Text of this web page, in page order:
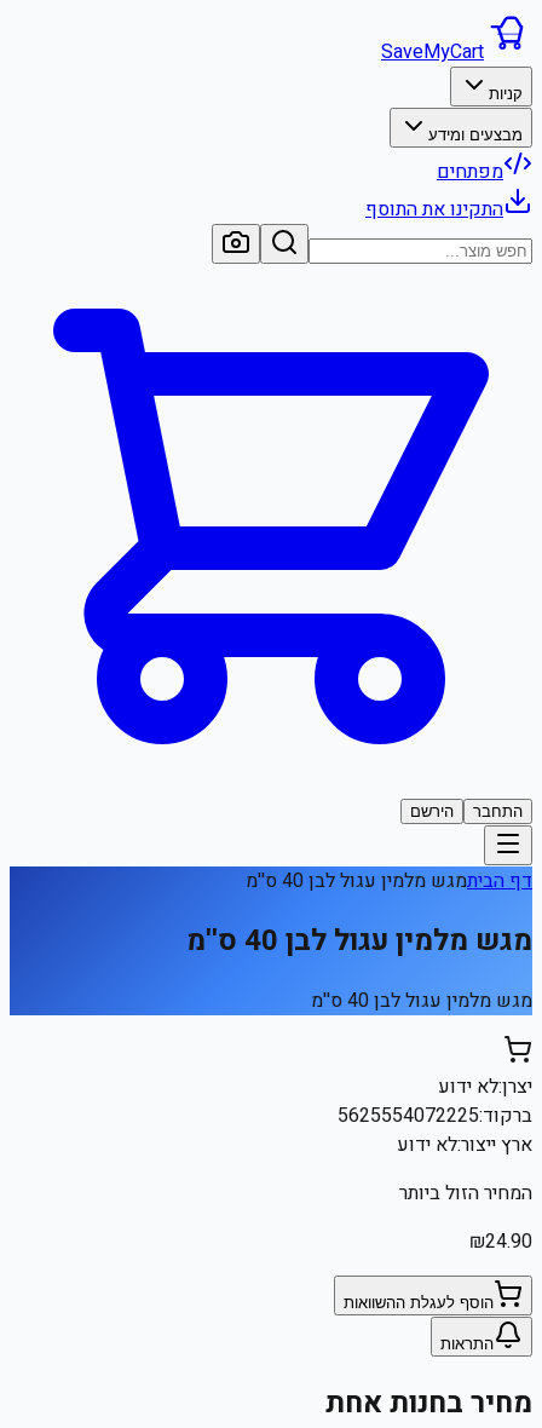
SaveMyCart
קניות
מבצעים ומידע
מפתחים
התקינו את התוסף
התחבר הירשם
דף הביתמגש מלמין עגול לבן 40 ס''מ
מגש מלמין עגול לבן 40 ס''מ
מגש מלמין עגול לבן 40 ס''מ
יצרן:לא ידוע
ברקוד:5625554072225
ארץ ייצור:לא ידוע
המחיר הזול ביותר
₪24.90
הוסף לעגלת ההשוואות
התראות
מחיר בחנות אחת